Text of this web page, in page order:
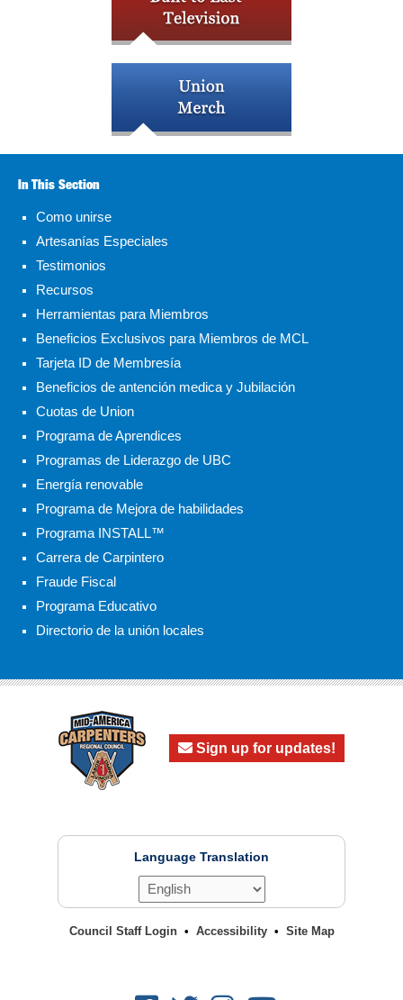
In This Section
Como unirse
Artesanías Especiales
Testimonios
Recursos
Herramientas para Miembros
Beneficios Exclusivos para Miembros de MCL
Tarjeta ID de Membresía
Beneficios de antención medica y Jubilación
Cuotas de Union
Programa de Aprendices
Programas de Liderazgo de UBC
Energía renovable
Programa de Mejora de habilidades
Programa INSTALL™
Carrera de Carpintero
Fraude Fiscal
Programa Educativo
Directorio de la unión locales
Sign up for updates!
Language Translation
Council Staff Login Accessibility Site Map